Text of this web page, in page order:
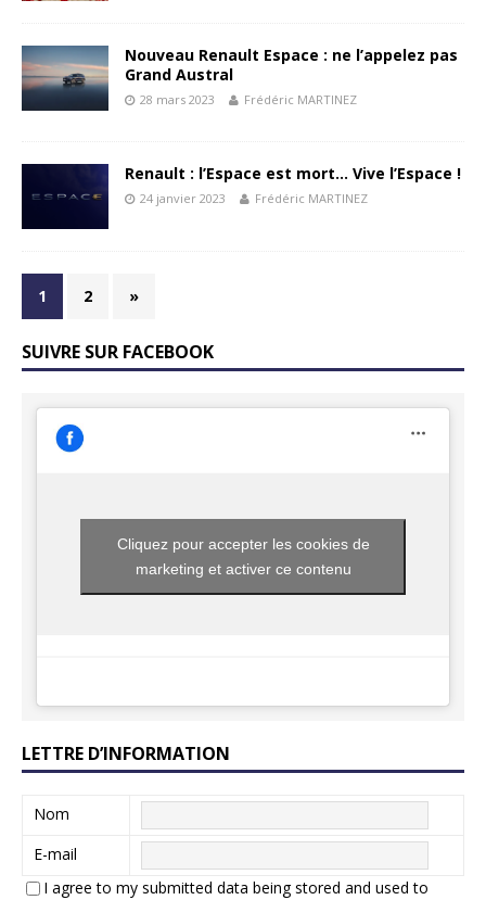
Nouveau Renault Espace : ne l’appelez pas
Grand Austral
28 mars 2023 Frédéric MARTINEZ
Renault : l’Espace est mort… Vive l’Espace !
24 janvier 2023 Frédéric MARTINEZ
1 2 »
SUIVRE SUR FACEBOOK
Cliquez pour accepter les cookies de
marketing et activer ce contenu
LETTRE D’INFORMATION
Nom
E-mail
I agree to my submitted data being stored and used to